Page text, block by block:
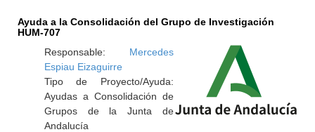
Ayuda a la Consolidación del Grupo de Investigación
HUM-707
Responsable: Mercedes
Espiau Eizaguirre
Tipo de Proyecto/Ayuda:
Ayudas a Consolidación de
Grupos de la Junta de
Andalucía